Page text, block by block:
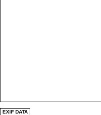
EXIF DATA